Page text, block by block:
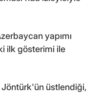
yapımı
ilk gösterimi ile
Jöntürk'ün üstlendiği,